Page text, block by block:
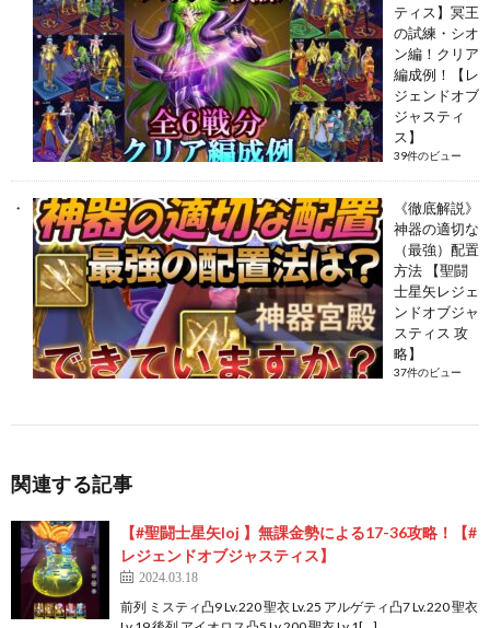
ティス】冥王
の試練・シオ
ン編！クリア
編成例！【レ
ジェンドオブ
ジャスティ
ス】
39件のビュー
《徹底解説》
神器の適切な
（最強）配置
方法 【聖闘
士星矢レジェ
ンドオブジャ
スティス 攻
略】
37件のビュー
関連する記事
【#聖闘士星矢loj 】無課金勢による17-36攻略！【#
レジェンドオブジャスティス】
2024.03.18
前列 ミスティ凸9 Lv.220 聖衣 Lv.25 アルゲティ凸7 Lv.220 聖衣